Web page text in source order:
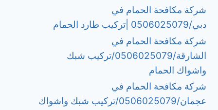
شركة مكافحة الحمام في
دبي/0506025079 |تركيب طارد الحمام
شركة مكافحة الحمام في
الشارقة/0506025079/تركيب شبك
واشواك الحمام
شركة مكافحة الحمام في
عجمان/0506025079/تركيب شبك واشواك